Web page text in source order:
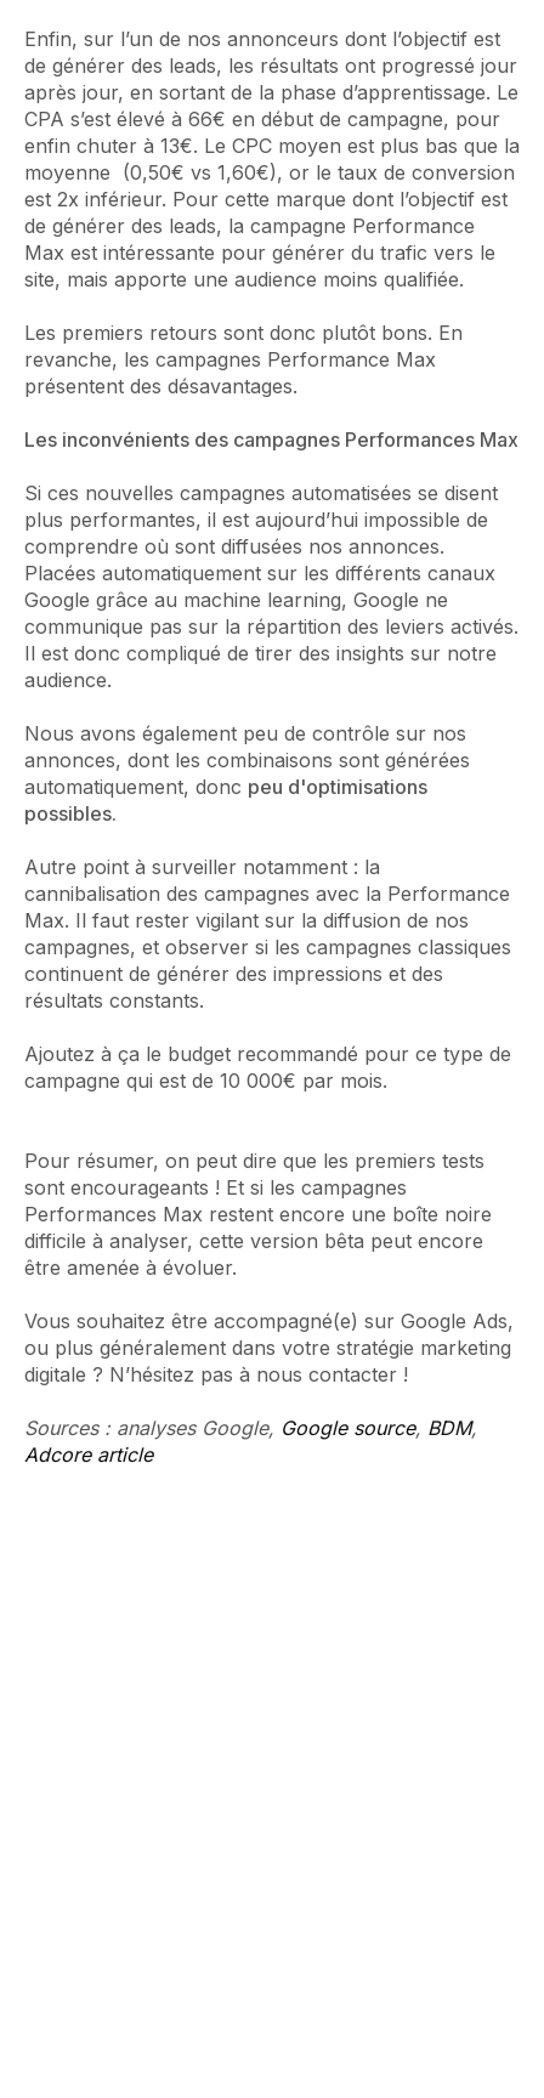
Enfin, sur l’un de nos annonceurs dont l’objectif est
de générer des leads, les résultats ont progressé jour
après jour, en sortant de la phase d’apprentissage. Le
CPA s’est élevé à 66€ en début de campagne, pour
enfin chuter à 13€. Le CPC moyen est plus bas que la
moyenne (0,50€ vs 1,60€), or le taux de conversion
est 2x inférieur. Pour cette marque dont l’objectif est
de générer des leads, la campagne Performance
Max est intéressante pour générer du trafic vers le
site, mais apporte une audience moins qualifiée.
Les premiers retours sont donc plutôt bons. En
revanche, les campagnes Performance Max
présentent des désavantages.
Les inconvénients des campagnes Performances Max
Si ces nouvelles campagnes automatisées se disent
plus performantes, il est aujourd’hui impossible de
comprendre où sont diffusées nos annonces.
Placées automatiquement sur les différents canaux
Google grâce au machine learning, Google ne
communique pas sur la répartition des leviers activés.
Il est donc compliqué de tirer des insights sur notre
audience.
Nous avons également peu de contrôle sur nos
annonces, dont les combinaisons sont générées
automatiquement, donc peu d'optimisations
possibles.
Autre point à surveiller notamment : la
cannibalisation des campagnes avec la Performance
Max. Il faut rester vigilant sur la diffusion de nos
campagnes, et observer si les campagnes classiques
continuent de générer des impressions et des
résultats constants.
Ajoutez à ça le budget recommandé pour ce type de
campagne qui est de 10 000€ par mois.
Pour résumer, on peut dire que les premiers tests
sont encourageants ! Et si les campagnes
Performances Max restent encore une boîte noire
difficile à analyser, cette version bêta peut encore
être amenée à évoluer.
Vous souhaitez être accompagné(e) sur Google Ads,
ou plus généralement dans votre stratégie marketing
digitale ? N’hésitez pas à nous contacter !
Sources : analyses Google, Google source, BDM,
Adcore article